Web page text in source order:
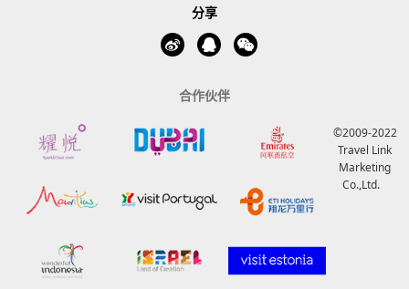
分享
合作伙伴
©2009-2022
Travel Link
Marketing
Co.,Ltd.